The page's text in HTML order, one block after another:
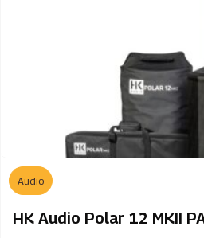
Audio
HK Audio Polar 12 MKII